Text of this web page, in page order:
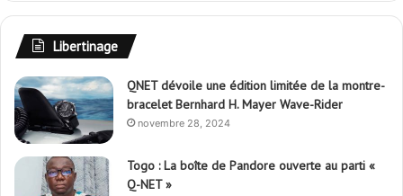
Libertinage
QNET dévoile une édition limitée de la montre-
bracelet Bernhard H. Mayer Wave-Rider
novembre 28, 2024
Togo : La boîte de Pandore ouverte au parti «
Q-NET »